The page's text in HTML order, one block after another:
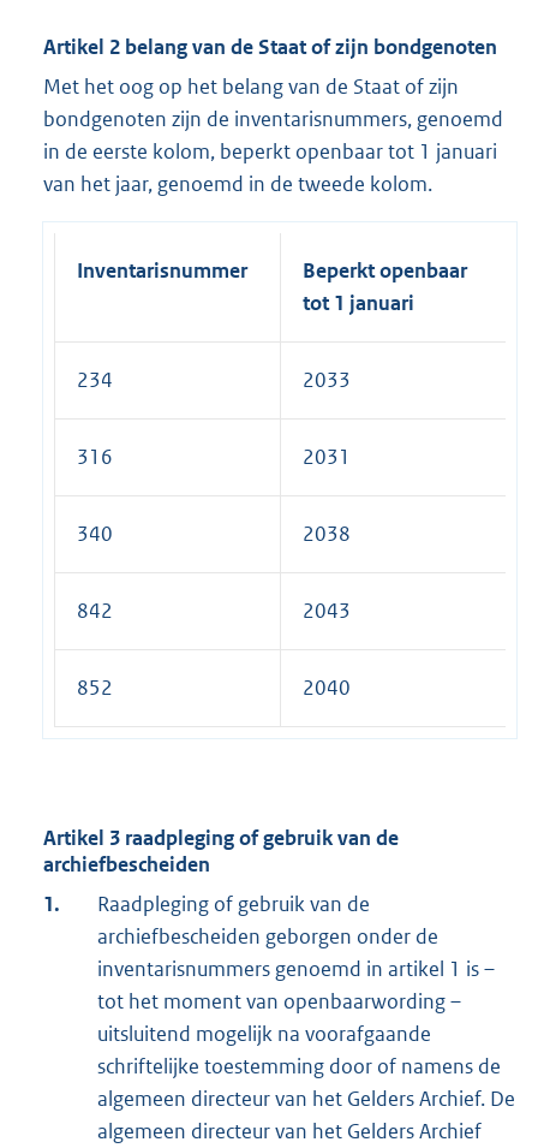
Artikel 2 belang van de Staat of zijn bondgenoten
Met het oog op het belang van de Staat of zijn
bondgenoten zijn de inventarisnummers, genoemd
in de eerste kolom, beperkt openbaar tot 1 januari
van het jaar, genoemd in de tweede kolom.
Inventarisnummer
Beperkt openbaar
tot 1 januari
234 2033
316 2031
340 2038
842 2043
852 2040
Artikel 3 raadpleging of gebruik van de
archiefbescheiden
1.
Raadpleging of gebruik van de
archiefbescheiden geborgen onder de
inventarisnummers genoemd in artikel 1 is –
tot het moment van openbaarwording –
uitsluitend mogelijk na voorafgaande
schriftelijke toestemming door of namens de
algemeen directeur van het Gelders Archief. De
algemeen directeur van het Gelders Archief